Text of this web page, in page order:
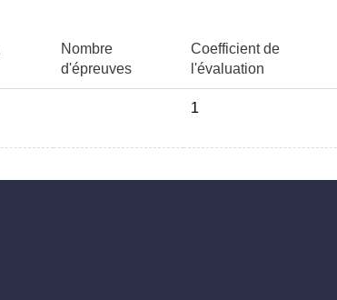
Nombre
d'épreuves
Coefficient de
l'évaluation
1